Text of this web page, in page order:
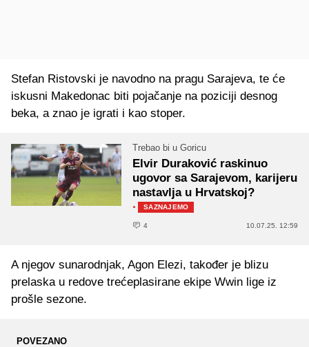
Stefan Ristovski je navodno na pragu Sarajeva, te će
iskusni Makedonac biti pojačanje na poziciji desnog
beka, a znao je igrati i kao stoper.
Trebao bi u Goricu
Elvir Duraković raskinuo
ugovor sa Sarajevom, karijeru
nastavlja u Hrvatskoj?
· SAZNAJEMO
4 10.07.25. 12:59
A njegov sunarodnjak, Agon Elezi, također je blizu
prelaska u redove trećeplasirane ekipe Wwin lige iz
prošle sezone.
POVEZANO